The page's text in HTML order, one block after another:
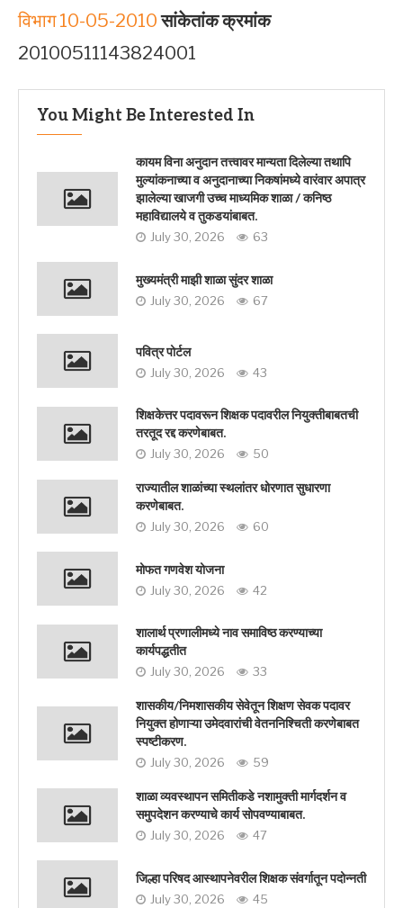
विभाग 10-05-2010 सांकेतांक क्रमांक
20100511143824001
You Might Be Interested In
कायम विना अनुदान तत्त्वावर मान्यता दिलेल्या तथापि
मुल्यांकनाच्या व अनुदानाच्या निकषांमध्ये वारंवार अपात्र
झालेल्या खाजगी उच्च माध्यमिक शाळा / कनिष्ठ
महाविद्यालये व तुकडयांबाबत.
July 30, 2026 63
मुख्यमंत्री माझी शाळा सुंदर शाळा
July 30, 2026 67
पवित्र पोर्टल
July 30, 2026 43
शिक्षकेत्तर पदावरून शिक्षक पदावरील नियुक्तीबाबतची
तरतूद रद्द करणेबाबत.
July 30, 2026 50
राज्यातील शाळांच्या स्थलांतर धोरणात सुधारणा
करणेबाबत.
July 30, 2026 60
मोफत गणवेश योजना
July 30, 2026 42
शालार्थ प्रणालीमध्ये नाव समाविष्ठ करण्याच्या
कार्यपद्धतीत
July 30, 2026 33
शासकीय/निमशासकीय सेवेतून शिक्षण सेवक पदावर
नियुक्त होणाऱ्या उमेदवारांची वेतननिश्चिती करणेबाबत
स्पष्टीकरण.
July 30, 2026 59
शाळा व्यवस्थापन समितीकडे नशामुक्ती मार्गदर्शन व
समुपदेशन करण्याचे कार्य सोपवण्याबाबत.
July 30, 2026 47
जिल्हा परिषद आस्थापनेवरील शिक्षक संवर्गातून पदोन्नती
July 30, 2026 45